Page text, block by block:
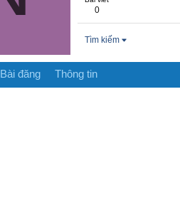
0
Tìm kiếm
Bài đăng Thông tin